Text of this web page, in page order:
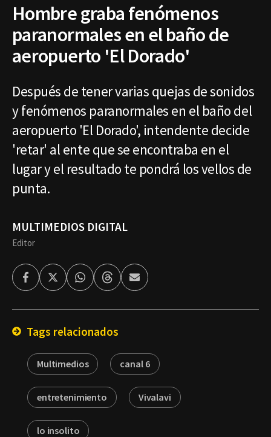
Hombre graba fenómenos
paranormales en el baño de
aeropuerto 'El Dorado'
Después de tener varias quejas de sonidos
y fenómenos paranormales en el baño del
aeropuerto 'El Dorado', intendente decide
'retar' al ente que se encontraba en el
lugar y el resultado te pondrá los vellos de
punta.
MULTIMEDIOS DIGITAL
Editor
FacebookTwitterWhatsappThreadsEnviar
por
Tags relacionados
Multimedios canal 6
entretenimiento Vivalavi
lo insolito